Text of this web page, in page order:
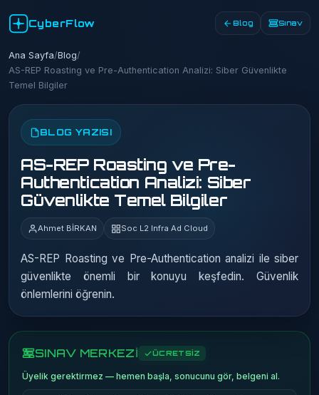
CyberFlow Blog Sınav
Ana Sayfa/Blog/
AS-REP Roasting ve Pre-Authentication Analizi: Siber Güvenlikte
Temel Bilgiler
BLOG YAZISI
AS-REP Roasting ve Pre-
Authentication Analizi: Siber
Güvenlikte Temel Bilgiler
Ahmet BİRKAN Soc L2 Infra Ad Cloud
AS-REP Roasting ve Pre-Authentication analizi ile siber
güvenlikte önemli bir konuyu keşfedin. Güvenlik
önlemlerini öğrenin.
SINAV MERKEZİ ÜCRETSİZ
Üyelik gerektirmez — hemen başla, sonucunu gör, belgeni al.